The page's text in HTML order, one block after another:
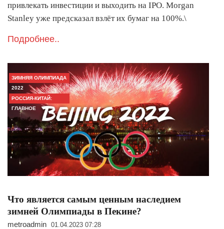
привлекать инвестиции и выходить на IPO. Morgan
Stanley уже предсказал взлёт их бумаг на 100%.\
Подробнее..
ЗИМНЯЯ ОЛИМПИАДА
2022
РОССИЯ-КИТАЙ:
ГЛАВНОЕ
Что является самым ценным наследием
зимней Олимпиады в Пекине?
metroadmin 01.04.2023 07:28